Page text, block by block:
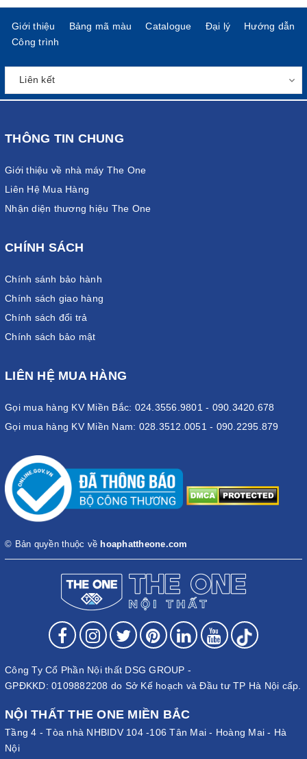
Giới thiệu Bảng mã màu Catalogue Đại lý
Hướng dẫn
Công trình
THÔNG TIN CHUNG
Giới thiệu về nhà máy The One
Liên Hệ Mua Hàng
Nhận diện thương hiệu The One
CHÍNH SÁCH
Chính sánh bảo hành
Chính sách giao hàng
Chính sách đổi trả
Chính sách bảo mật
LIÊN HỆ MUA HÀNG
Gọi mua hàng KV Miền Bắc: 024.3556.9801 - 090.3420.678
Gọi mua hàng KV Miền Nam: 028.3512.0051 - 090.2295.879
© Bản quyền thuộc về hoaphattheone.com
Công Ty Cổ Phần Nội thất DSG GROUP -
GPĐKKD: 0109882208 do Sở Kế hoạch và Đầu tư TP Hà Nội cấp.
NỘI THẤT THE ONE MIỀN BẮC
Tầng 4 - Tòa nhà NHBIDV 104 -106 Tân Mai - Hoàng Mai - Hà
Nội